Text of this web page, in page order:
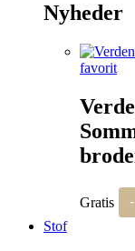
Nyheder
favorit
Gratis -
Stof